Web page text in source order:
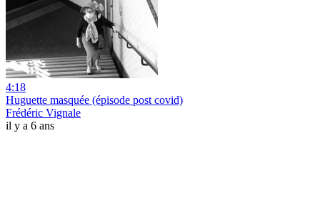
4:18
Huguette masquée (épisode post covid)
Frédéric Vignale
il y a 6 ans